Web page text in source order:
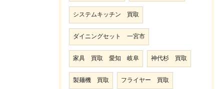
システムキッチン 買取
ダイニングセット 一宮市
家具 買取 愛知 岐阜 神代杉 買取
製麺機 買取 フライヤー 買取